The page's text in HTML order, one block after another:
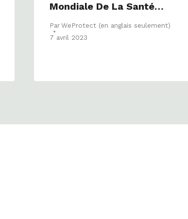
Mondiale De La Santé…
Par WeProtect (en anglais seulement)
7 avril 2023